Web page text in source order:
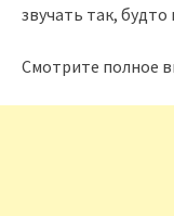
звучать так,
Смотрите полное